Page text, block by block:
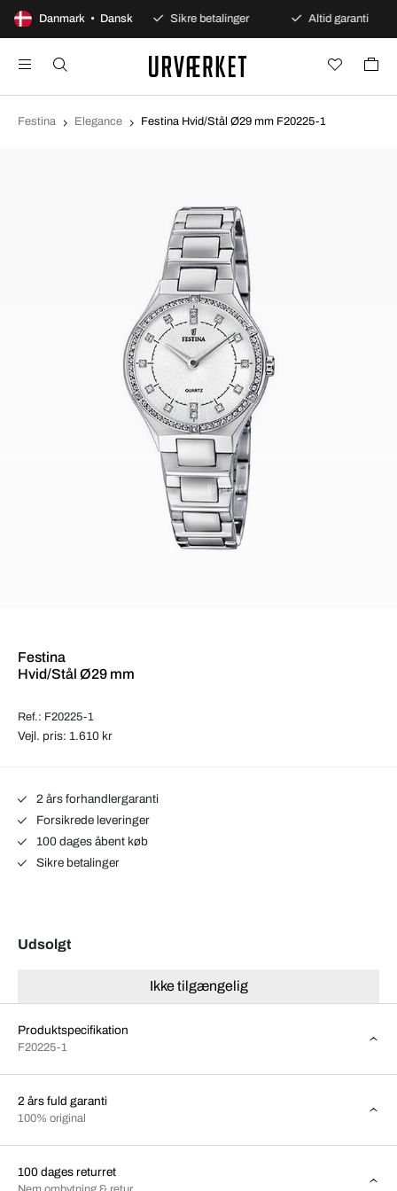
Danmark • Dansk
100 dages åbent køb Sikre betalinger Altid garanti
Festina Elegance Festina Hvid/Stål Ø29 mm F20225-1
Festina
Hvid/Stål Ø29 mm
Ref.: F20225-1
Vejl. pris: 1.610 kr
2 års forhandlergaranti
Forsikrede leveringer
100 dages åbent køb
Sikre betalinger
Udsolgt
Ikke tilgængelig
Produktspecifikation
F20225-1
2 års fuld garanti
100% original
100 dages returret